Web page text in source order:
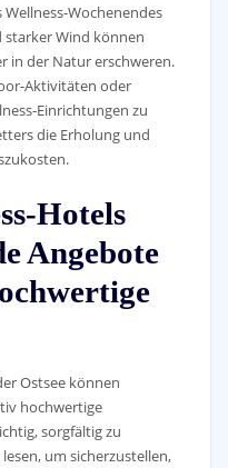
Wochenendes
starker Wind können
in der Natur erschweren.
Aktivitäten oder
Einrichtungen zu
die Erholung und
Hotels
Angebote
Ostsee können
hochwertige
sorgfältig zu
um sicherzustellen,